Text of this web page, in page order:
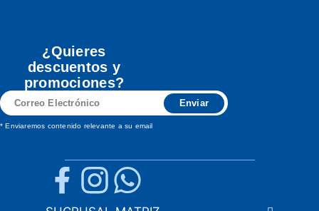
¿Quieres
descuentos y
promociones?
Correo
Electrónico
Enviar
* Enviaremos contenido relevante a su email